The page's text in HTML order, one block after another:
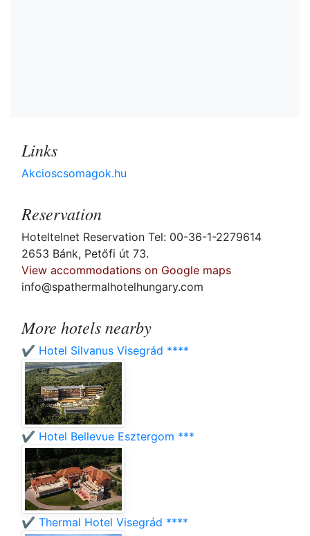
Links
Akcioscsomagok.hu
Reservation
Hoteltelnet Reservation Tel: 00-36-1-2279614
2653 Bánk, Petőfi út 73.
View accommodations on Google maps
info@spathermalhotelhungary.com
More hotels nearby
✔️ Hotel Silvanus Visegrád ****
✔️ Hotel Bellevue Esztergom ***
✔️ Thermal Hotel Visegrád ****